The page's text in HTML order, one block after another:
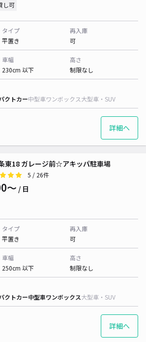
し可
タイプ
平置き
再入庫
可
車幅
230cm 以下
高さ
制限なし
クトカー中型車ワンボックス大型車・SUV
詳細へ
東18 ガレージ前☆アキッパ駐車場
5 / 26件
〜 / 日
タイプ
平置き
再入庫
可
車幅
250cm 以下
高さ
制限なし
クトカー中型車ワンボックス大型車・SUV
詳細へ